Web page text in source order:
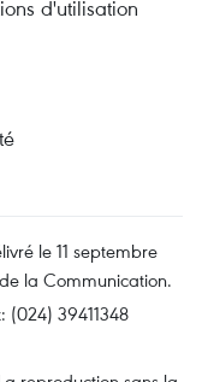
d'utilisation
le 11 septembre
la Communication.
(024) 39411348